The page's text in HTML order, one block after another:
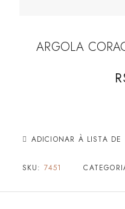
ARGOLA
ADICIONAR À LISTA DE
SKU: 7451